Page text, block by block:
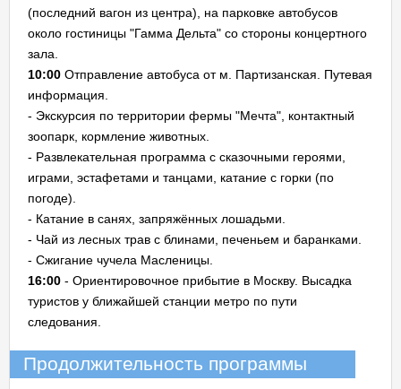
(последний вагон из центра), на парковке автобусов
около гостиницы "Гамма Дельта" со стороны концертного
зала.
10:00 Отправление автобуса от м. Партизанская. Путевая
информация.
- Экскурсия по территории фермы "Мечта", контактный
зоопарк, кормление животных.
- Развлекательная программа с сказочными героями,
играми, эстафетами и танцами, катание с горки (по
погоде).
- Катание в санях, запряжённых лошадьми.
- Чай из лесных трав с блинами, печеньем и баранками.
- Сжигание чучела Масленицы.
16:00 - Ориентировочное прибытие в Москву. Высадка
туристов у ближайшей станции метро по пути
следования.
Продолжительность программы